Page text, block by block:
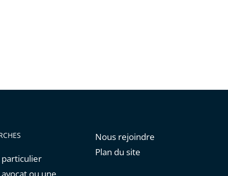
particulier
Nous rejoindre
Plan du site